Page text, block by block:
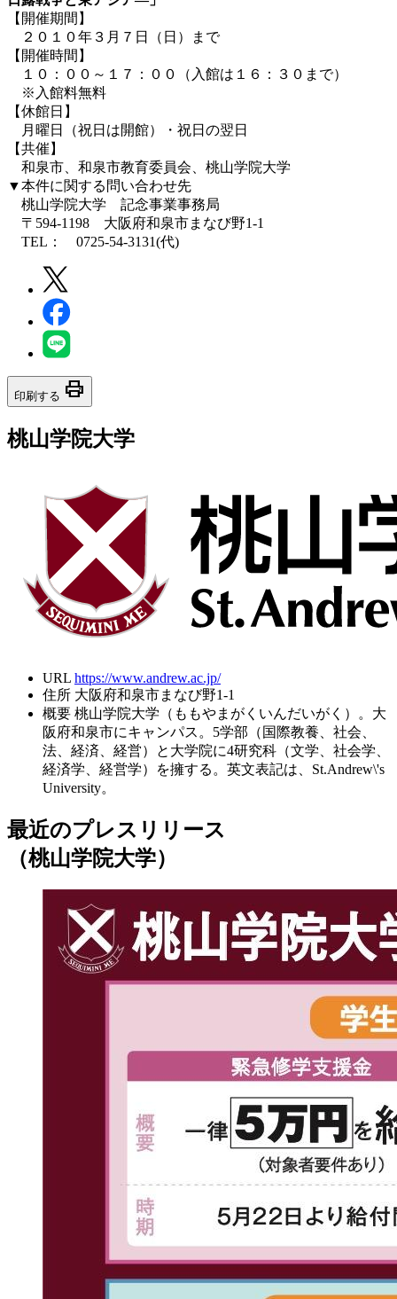
【開催期間】
２０１０年３月７日（日）まで
【開催時間】
１０：００～１７：００（入館は１６：３０まで）
※入館料無料
【休館日】
月曜日（祝日は開館）・祝日の翌日
【共催】
和泉市、和泉市教育委員会、桃山学院大学
▼本件に関する問い合わせ先
桃山学院大学 記念事業事務局
〒594-1198 大阪府和泉市まなび野1-1
TEL： 0725-54-3131(代)
印刷する print
桃山学院大学
URL https://www.andrew.ac.jp/
住所 大阪府和泉市まなび野1-1
概要 桃山学院大学（ももやまがくいんだいがく）。大
阪府和泉市にキャンパス。5学部（国際教養、社会、
法、経済、経営）と大学院に4研究科（文学、社会学、
経済学、経営学）を擁する。英文表記は、St.Andrew\'s
University。
最近のプレスリリース
（桃山学院大学）